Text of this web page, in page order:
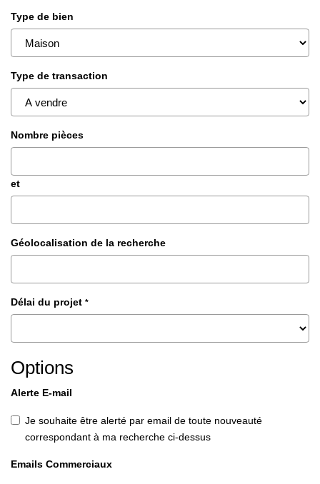
Type de bien
Type de transaction
Nombre pièces
et
Géolocalisation de la recherche
Délai du projet *
Options
Alerte E-mail
Je souhaite être alerté par email de toute nouveauté
correspondant à ma recherche ci-dessus
Emails Commerciaux